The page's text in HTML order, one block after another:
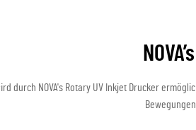
durch NOVA's Rotary UV Inkjet Drucker